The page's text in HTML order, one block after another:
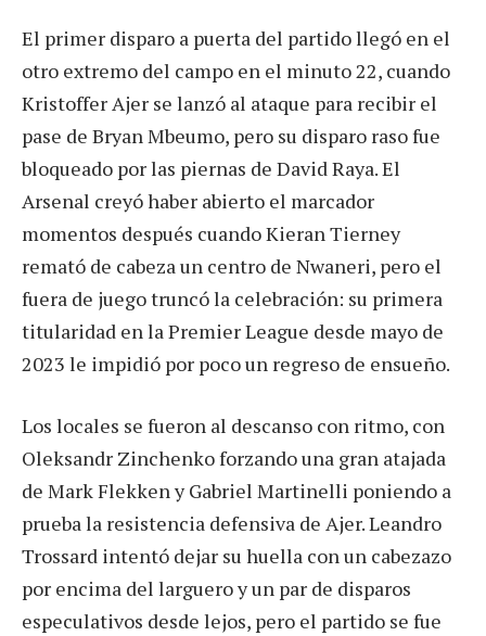
El primer disparo a puerta del partido llegó en el
otro extremo del campo en el minuto 22, cuando
Kristoffer Ajer se lanzó al ataque para recibir el
pase de Bryan Mbeumo, pero su disparo raso fue
bloqueado por las piernas de David Raya. El
Arsenal creyó haber abierto el marcador
momentos después cuando Kieran Tierney
remató de cabeza un centro de Nwaneri, pero el
fuera de juego truncó la celebración: su primera
titularidad en la Premier League desde mayo de
2023 le impidió por poco un regreso de ensueño.
Los locales se fueron al descanso con ritmo, con
Oleksandr Zinchenko forzando una gran atajada
de Mark Flekken y Gabriel Martinelli poniendo a
prueba la resistencia defensiva de Ajer. Leandro
Trossard intentó dejar su huella con un cabezazo
por encima del larguero y un par de disparos
especulativos desde lejos, pero el partido se fue